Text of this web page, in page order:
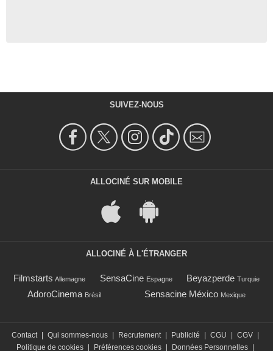
SUIVEZ-NOUS
ALLOCINÉ SUR MOBILE
ALLOCINÉ À L'ÉTRANGER
Filmstarts Allemagne SensaCine Espagne Beyazperde Turquie
AdoroCinema Brésil Sensacine México Mexique
Contact Qui sommes-nous Recrutement Publicité CGU CGV
Politique de cookies
Préférences cookies Données Personnelles